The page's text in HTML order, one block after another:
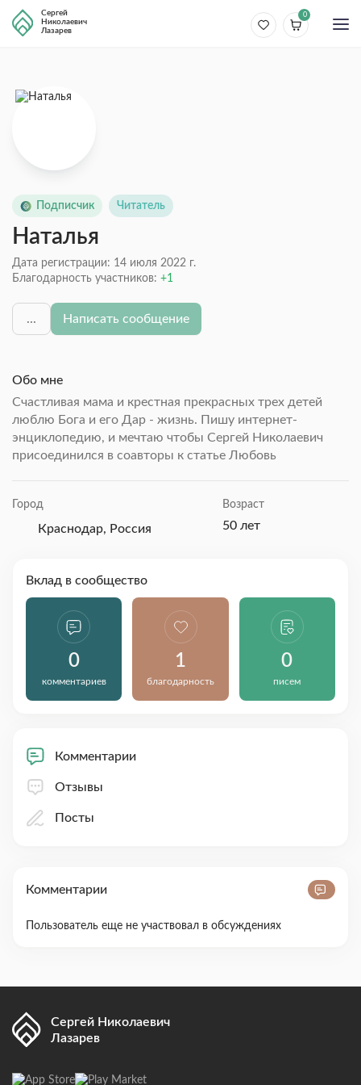
Сергей
Николаевич
Лазарев
0
Подписчик Читатель
Наталья
Дата регистрации: 14 июля 2022 г.
Благодарность участников:
1
... Написать сообщение
Обо мне
Счастливая мама и крестная прекрасных трех детей
люблю Бога и его Дар - жизнь. Пишу интернет-
энциклопедию, и мечтаю чтобы Сергей Николаевич
присоединился в соавторы к статье Любовь
Город
Краснодар, Россия
Возраст
50 лет
Вклад в сообщество
0
комментариев
1
благодарность
0
писем
Комментарии
Отзывы
Посты
Комментарии
Пользователь еще не участвовал в обсуждениях
Сергей Николаевич
Лазарев